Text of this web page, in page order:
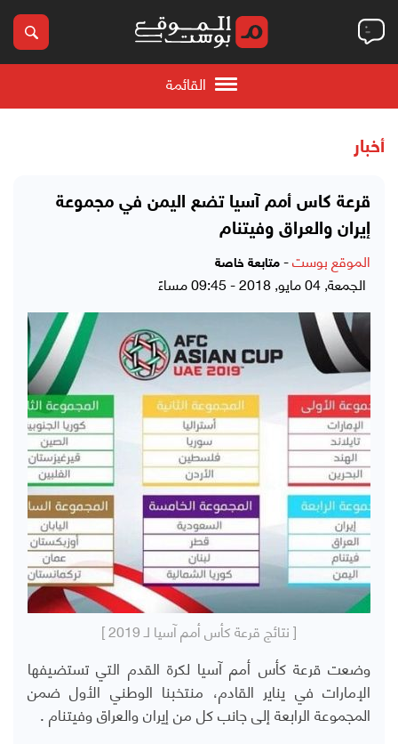
القائمة
أخبار
قرعة كاس أمم آسيا تضع اليمن في مجموعة
إيران والعراق وفيتنام
الموقع بوست- متابعة خاصة
الجمعة, 04 مايو, 2018 - 09:45 مساءً
[ نتائج قرعة كأس أمم آسيا لـ 2019 ]
وضعت قرعة كأس أمم آسيا لكرة القدم التي تستضيفها
الإمارات في يناير القادم، منتخبنا الوطني الأول ضمن
المجموعة الرابعة إلى جانب كل من إيران والعراق وفيتنام .